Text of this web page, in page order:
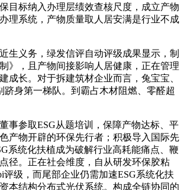
目标纳入办理层绩效查核尺度，成立产物
理系统，产物质量取人居安满是行业不成
义务，绿发信评自动评级成果显示，制
》，且产物间接影响人居健康，正在管理
成长。对于拆建筑材企业而言，兔宝宝、
跻身第一梯队。到霸占木材阻燃、零醛超
参取ESG从题培训，保障产物达标、平
产物开辟的环保先行者；积极导入国际先
系统化扶植成为破解行业高耗能痛点、鞭
径。正在社会维度，自从研发环保胶粘
级，而尾部企业仍需加速ESG系统化扶
本结构分布式光伏系统。构成全链协同的